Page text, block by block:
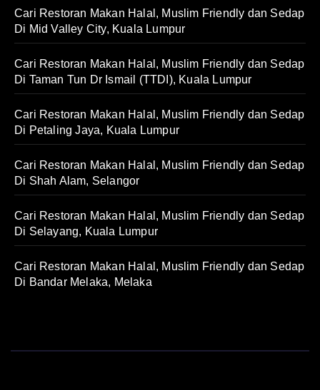
Cari Restoran Makan Halal, Muslim Friendly dan Sedap
Di Mid Valley City, Kuala Lumpur
Cari Restoran Makan Halal, Muslim Friendly dan Sedap
Di Taman Tun Dr Ismail (TTDI), Kuala Lumpur
Cari Restoran Makan Halal, Muslim Friendly dan Sedap
Di Petaling Jaya, Kuala Lumpur
Cari Restoran Makan Halal, Muslim Friendly dan Sedap
Di Shah Alam, Selangor
Cari Restoran Makan Halal, Muslim Friendly dan Sedap
Di Selayang, Kuala Lumpur
Cari Restoran Makan Halal, Muslim Friendly dan Sedap
Di Bandar Melaka, Melaka